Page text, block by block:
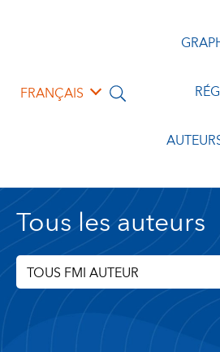
FRANÇAIS
Tous les auteurs
TOUS FMI AUTEUR